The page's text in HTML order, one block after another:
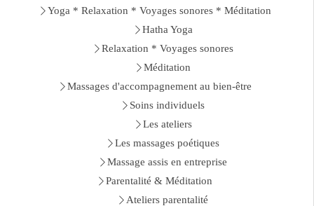
Yoga * Relaxation * Voyages sonores * Méditation
Hatha Yoga
Relaxation * Voyages sonores
Méditation
Massages d'accompagnement au bien-être
Soins individuels
Les ateliers
Les massages poétiques
Massage assis en entreprise
Parentalité & Méditation
Ateliers parentalité